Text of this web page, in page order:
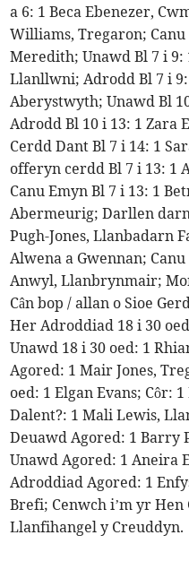
a 6: 1 Beca Ebenezer,
Williams, Tregaron;
Meredith; Unawd Bl 7 i
Llanllwni; Adrodd Bl 7 i
Aberystwyth; Unawd Bl
Adrodd Bl 10 i 13: 1 Zara
Cerdd Dant Bl 7 i 14: 1
offeryn cerdd Bl 7 i 13: 1
Canu Emyn Bl 7 i 13: 1
Abermeurig; Darllen
Pugh-Jones, Llanbadarn
Alwena a Gwennan;
Anwyl, Llanbrynmair;
Cân bop / allan o Sioe
Her Adroddiad 18 i 30
Unawd 18 i 30 oed: 1
Agored: 1 Mair Jones,
oed: 1 Elgan Evans; Côr:
Dalent?: 1 Mali Lewis,
Deuawd Agored: 1 Barry
Unawd Agored: 1 Aneira
Adroddiad Agored: 1
Brefi; Cenwch i’m yr
Llanfihangel y Creuddyn.